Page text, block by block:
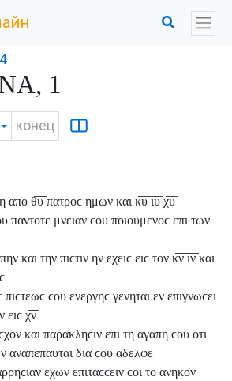
1
конец
απο θ̅υ̅ πατροϲ ημων και κ̅υ̅ ι̅υ̅ χ̅υ̅
παντοτε μνειαν ϲου ποιουμενοϲ επι των
και την πιϲτιν ην εχειϲ ειϲ τον κ̅ν̅ ι̅ν̅ και
ϲου ενεργηϲ γενηται εν επιγνωϲει
ειϲ χ̅ν̅
και παρακληϲιν επι τη αγαπη ϲου οτι
αναπεπαυται δια ϲου αδελφε
εχων επιταϲϲειν ϲοι το ανηκον